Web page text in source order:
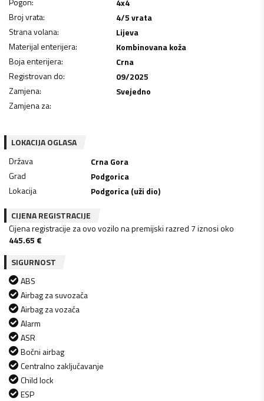
4x4
Broj vrata:
4/5 vrata
Strana volana:
Lijeva
Materijal enterijera:
Kombinovana koža
Boja enterijera:
Crna
Registrovan do:
09/2025
Zamjena:
Svejedno
Zamjena za:
LOKACIJA OGLASA
Država
Crna Gora
Grad
Podgorica
Lokacija
Podgorica (uži dio)
CIJENA REGISTRACIJE
Cijena registracije za ovo vozilo na premijski razred 7 iznosi oko
445.65 €
SIGURNOST
ABS
Airbag za suvozača
Airbag za vozača
Alarm
ASR
Bočni airbag
Centralno zaključavanje
Child lock
ESP